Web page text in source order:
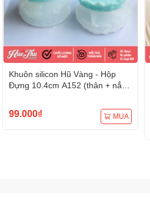
Khuôn silicon Hũ Vàng - Hộp
Đựng 10.4cm A152 (thân + nắp)
99.000₫ MUA